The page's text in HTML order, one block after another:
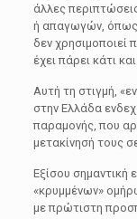
άλλες
ή απαγωγών, όπως
δεν χρησιμοποιεί
έχει πάρει κάτι
Αυτή τη στιγμή,
στην Ελλάδα
παραμονής, που
μετακίνησή τους
Εξίσου σημαντική
«κρυμμένων»
με πρώτιστη